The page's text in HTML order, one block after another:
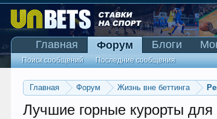
Главная Форум Жизнь вне беттинга
Лучшие горные курорты для
Главная Форум
Поиск сообщений Последние сообщения
Блоги